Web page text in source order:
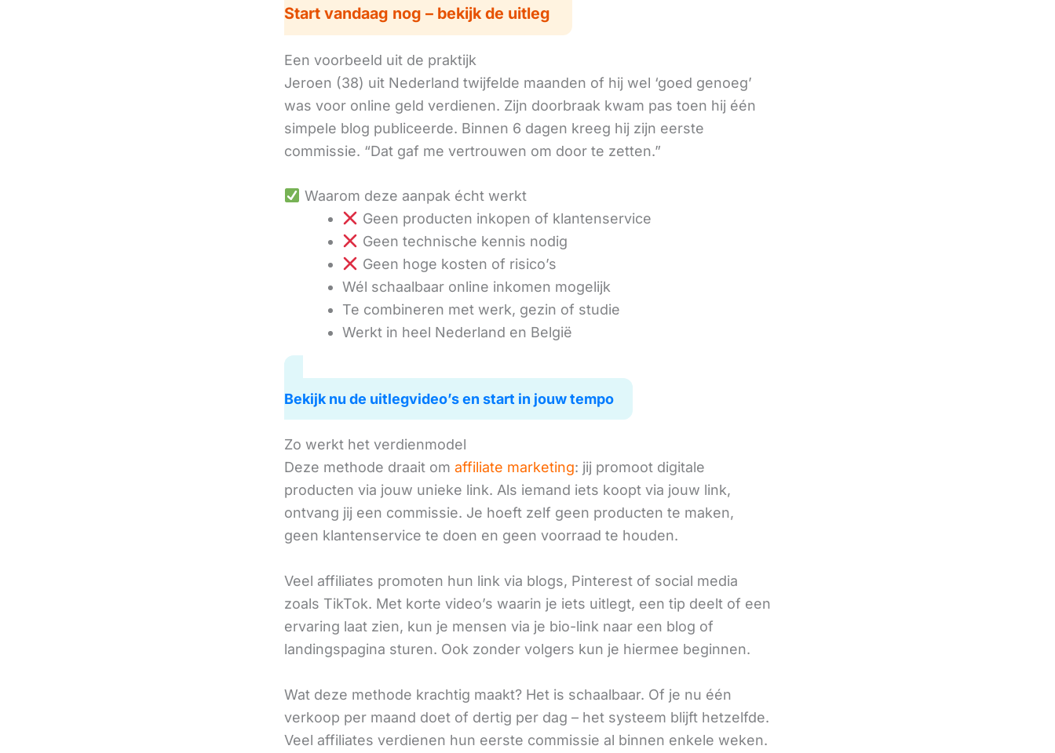
Start vandaag nog – bekijk de uitleg
Een voorbeeld uit de praktijk
Jeroen (38) uit Nederland twijfelde maanden of hij wel ‘goed genoeg’
was voor online geld verdienen. Zijn doorbraak kwam pas toen hij één
simpele blog publiceerde. Binnen 6 dagen kreeg hij zijn eerste
commissie. “Dat gaf me vertrouwen om door te zetten.”
Waarom deze aanpak écht werkt
Geen producten inkopen of klantenservice
Geen technische kennis nodig
Geen hoge kosten of risico’s
Wél schaalbaar online inkomen mogelijk
Te combineren met werk, gezin of studie
Werkt in heel Nederland en België
Bekijk nu de uitlegvideo’s en start in jouw tempo
Zo werkt het verdienmodel
Deze methode draait om affiliate marketing: jij promoot digitale
producten via jouw unieke link. Als iemand iets koopt via jouw link,
ontvang jij een commissie. Je hoeft zelf geen producten te maken,
geen klantenservice te doen en geen voorraad te houden.
Veel affiliates promoten hun link via blogs, Pinterest of social media
zoals TikTok. Met korte video’s waarin je iets uitlegt, een tip deelt of een
ervaring laat zien, kun je mensen via je bio-link naar een blog of
landingspagina sturen. Ook zonder volgers kun je hiermee beginnen.
Wat deze methode krachtig maakt? Het is schaalbaar. Of je nu één
verkoop per maand doet of dertig per dag – het systeem blijft hetzelfde.
Veel affiliates verdienen hun eerste commissie al binnen enkele weken.